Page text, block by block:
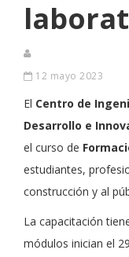
12 mayo 2023
El Centro de
Desarrollo e
el curso de
estudiantes,
construcción y al
La capacitación
módulos inician el